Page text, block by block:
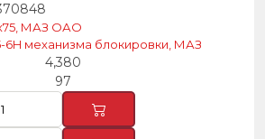
МАЗ ОАО
6H механизма блокировки, МАЗ
4,380
97